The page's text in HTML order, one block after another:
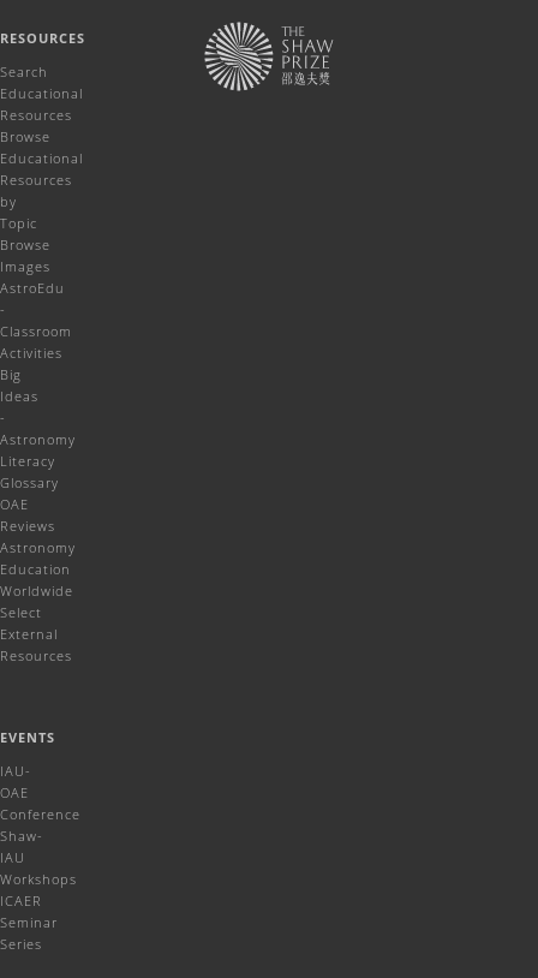
RESOURCES
Search
Educational
Resources
Browse
Educational
Resources
by
Topic
Browse
Images
AstroEdu
-
Classroom
Activities
Big
Ideas
-
Astronomy
Literacy
Glossary
OAE
Reviews
Astronomy
Education
Worldwide
Select
External
Resources
EVENTS
IAU-
OAE
Conference
Shaw-
IAU
Workshops
ICAER
Seminar
Series